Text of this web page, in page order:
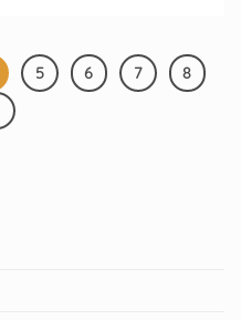
5 6 7 8